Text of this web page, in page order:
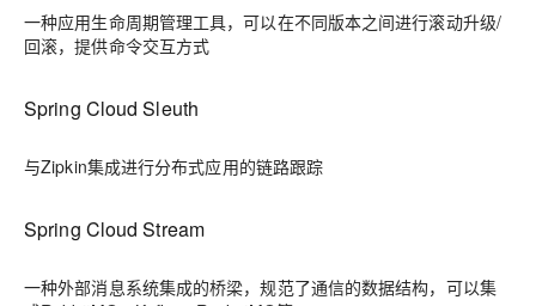
一种应用生命周期管理工具，可以在不同版本之间进行滚动升级/
回滚，提供命令交互方式
Spring Cloud Sleuth
与Zipkin集成进行分布式应用的链路跟踪
Spring Cloud Stream
一种外部消息系统集成的桥梁，规范了通信的数据结构，可以集